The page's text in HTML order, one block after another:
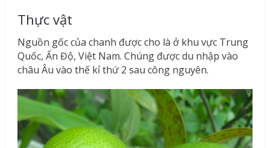
Thực vật
Nguồn gốc của chanh được cho là ở khu vực Trung
Quốc, Ấn Độ, Việt Nam. Chúng được du nhập vào
châu Âu vào thế kỉ thứ 2 sau công nguyên.